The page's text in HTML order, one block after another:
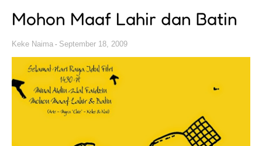
Mohon Maaf Lahir dan Batin
Keke Naima September 18, 2009